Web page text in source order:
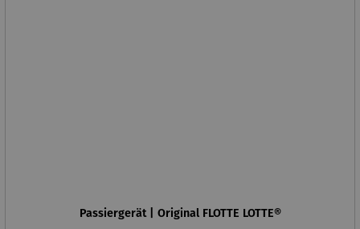
Passiergerät | Original FLOTTE LOTTE®